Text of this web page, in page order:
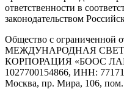
ответственности в
законодательством
Общество с ограниченной
МЕЖДУНАРОДНАЯ
КОРПОРАЦИЯ «БООС
1027700154866, ИНН:
Москва, пр. Мира, 106, пом.